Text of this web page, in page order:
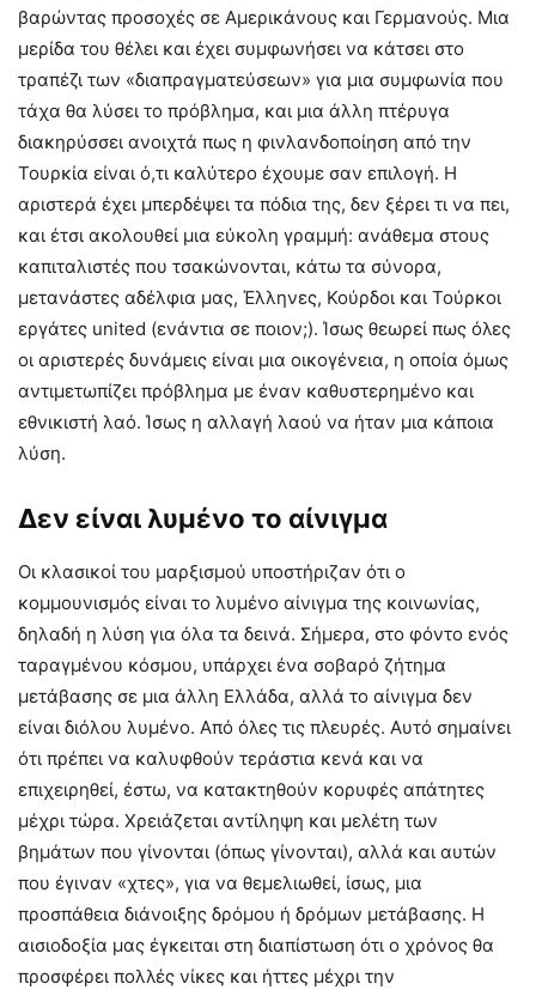
βαρώντας προσοχές σε Αμερικάνους και Γερμανούς. Μια
μερίδα του θέλει και έχει συμφωνήσει να κάτσει στο
τραπέζι των «διαπραγματεύσεων» για μια συμφωνία που
τάχα θα λύσει το πρόβλημα, και μια άλλη πτέρυγα
διακηρύσσει ανοιχτά πως η φινλανδοποίηση από την
Τουρκία είναι ό,τι καλύτερο έχουμε σαν επιλογή. Η
αριστερά έχει μπερδέψει τα πόδια της, δεν ξέρει τι να πει,
και έτσι ακολουθεί μια εύκολη γραμμή: ανάθεμα στους
καπιταλιστές που τσακώνονται, κάτω τα σύνορα,
μετανάστες αδέλφια μας, Έλληνες, Κούρδοι και Τούρκοι
εργάτες united (ενάντια σε ποιον;). Ίσως θεωρεί πως όλες
οι αριστερές δυνάμεις είναι μια οικογένεια, η οποία όμως
αντιμετωπίζει πρόβλημα με έναν καθυστερημένο και
εθνικιστή λαό. Ίσως η αλλαγή λαού να ήταν μια κάποια
λύση.
Δεν είναι λυμένο το αίνιγμα
Οι κλασικοί του μαρξισμού υποστήριζαν ότι ο
κομμουνισμός είναι το λυμένο αίνιγμα της κοινωνίας,
δηλαδή η λύση για όλα τα δεινά. Σήμερα, στο φόντο ενός
ταραγμένου κόσμου, υπάρχει ένα σοβαρό ζήτημα
μετάβασης σε μια άλλη Ελλάδα, αλλά το αίνιγμα δεν
είναι διόλου λυμένο. Από όλες τις πλευρές. Αυτό σημαίνει
ότι πρέπει να καλυφθούν τεράστια κενά και να
επιχειρηθεί, έστω, να κατακτηθούν κορυφές απάτητες
μέχρι τώρα. Χρειάζεται αντίληψη και μελέτη των
βημάτων που γίνονται (όπως γίνονται), αλλά και αυτών
που έγιναν «χτες», για να θεμελιωθεί, ίσως, μια
προσπάθεια διάνοιξης δρόμου ή δρόμων μετάβασης. Η
αισιοδοξία μας έγκειται στη διαπίστωση ότι ο χρόνος θα
προσφέρει πολλές νίκες και ήττες μέχρι την